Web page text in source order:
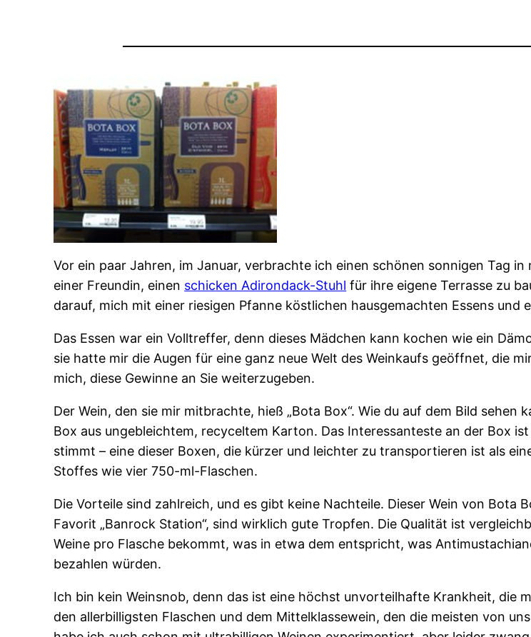
Vor ein paar Jahren, im Januar, verbrachte ich einen schönen sonnigen Tag
einer Freundin, einen schicken Adirondack-Stuhl für ihre eigene Terrasse zu
darauf, mich mit einer riesigen Pfanne köstlichen hausgemachten Essens und
Das Essen war ein Volltreffer, denn dieses Mädchen kann kochen wie ein
sie hatte mir die Augen für eine ganz neue Welt des Weinkaufs geöffnet, die
mich, diese Gewinne an Sie weiterzugeben.
Der Wein, den sie mir mitbrachte, hieß „Bota Box“. Wie du auf dem Bild
Box aus ungebleichtem, recyceltem Karton. Das Interessanteste an der Box
stimmt – eine dieser Boxen, die kürzer und leichter zu transportieren ist als
Stoffes wie vier 750-ml-Flaschen.
Die Vorteile sind zahlreich, und es gibt keine Nachteile. Dieser Wein von Bota
Favorit „Banrock Station“, sind wirklich gute Tropfen. Die Qualität ist
Weine pro Flasche bekommt, was in etwa dem entspricht, was
bezahlen würden.
Ich bin kein Weinsnob, denn das ist eine höchst unvorteilhafte Krankheit, die
den allerbilligsten Flaschen und dem Mittelklassewein, den die meisten von